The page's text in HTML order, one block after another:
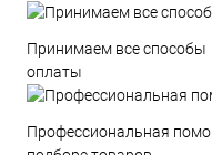
Принимаем все способы
оплаты
Профессиональная